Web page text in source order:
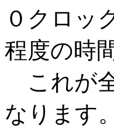
０クロッ
程度の時
これが
なります。